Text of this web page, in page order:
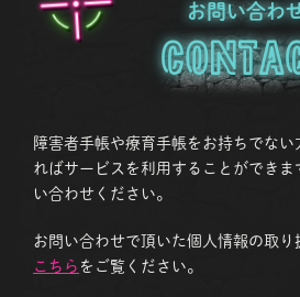
お問い合わ
障害者手帳や療育手帳をお持ちでな
ればサービスを利用することができま
い合わせください。
お問い合わせで頂いた個人情報の取り
こちら をご覧ください。